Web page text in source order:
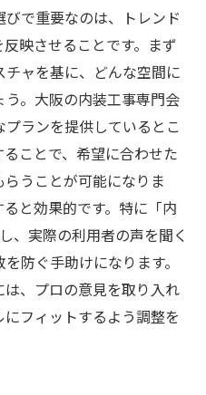
で重要なのは、トレンド
映させることです。まず
ャを基に、どんな空間に
。大阪の内装工事専門会
ランを提供しているとこ
ことで、希望に合わせた
うことが可能になりま
と効果的です。特に「内
、実際の利用者の声を聞く
防ぐ手助けになります。
、プロの意見を取り入れ
フィットするよう調整を